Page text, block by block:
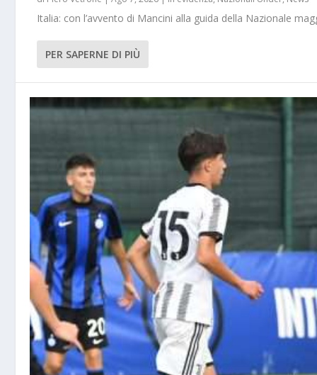
Italia: con l’avvento di Mancini alla guida della Nazionale
PER SAPERNE DI PIÙ